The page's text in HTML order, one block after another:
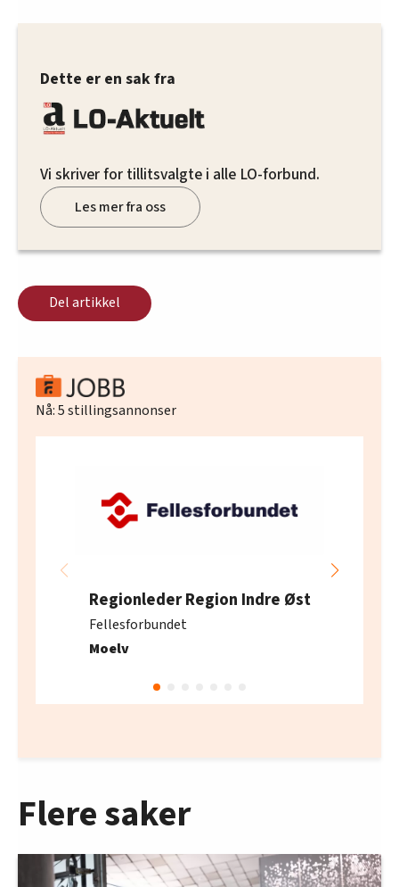
Dette er en sak fra
Vi skriver for tillitsvalgte i alle LO-forbund.
Les mer fra oss
Del artikkel
Nå:5stillingsannonser
Regionleder Region Indre Øst
Fellesforbundet
Moelv
Flere saker